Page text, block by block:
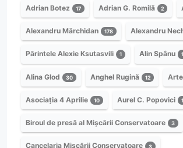
Adrian Botez 17 Adrian G. Romilă 2
Alexandru Mărchidan 178 Alexandru
Părintele Alexie Ksutasvili 1 Alin Spânu 1
Alina Glod 30 Anghel Rugină 12
Asociația 4 Aprilie 10 Aurel C. Popovici 1
Biroul de presă al Mișcării Conservatoare 3
Cancelaria Mișcării Conservatoare 3